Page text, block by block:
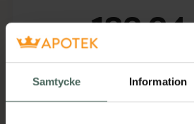
Samtycke Information